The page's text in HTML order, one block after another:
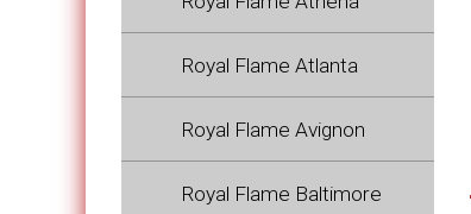
Royal Flame Atlanta
Royal Flame Avignon
Royal Flame Baltimore